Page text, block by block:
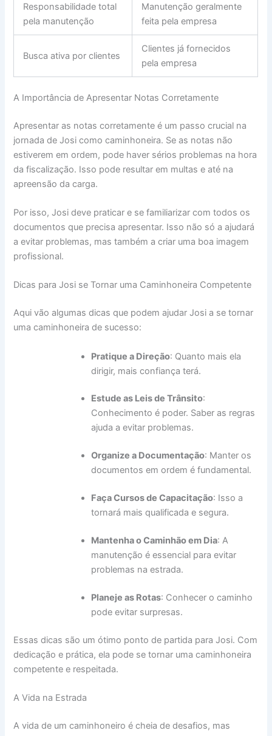
Responsabilidade total
pela manutenção
Manutenção geralmente
feita pela empresa
Busca ativa por clientes
Clientes já fornecidos
pela empresa
A Importância de Apresentar Notas Corretamente
Apresentar as notas corretamente é um passo crucial na
jornada de Josi como caminhoneira. Se as notas não
estiverem em ordem, pode haver sérios problemas na hora
da fiscalização. Isso pode resultar em multas e até na
apreensão da carga.
Por isso, Josi deve praticar e se familiarizar com todos os
documentos que precisa apresentar. Isso não só a ajudará
a evitar problemas, mas também a criar uma boa imagem
profissional.
Dicas para Josi se Tornar uma Caminhoneira Competente
Aqui vão algumas dicas que podem ajudar Josi a se tornar
uma caminhoneira de sucesso:
Pratique a Direção: Quanto mais ela
dirigir, mais confiança terá.
Estude as Leis de Trânsito:
Conhecimento é poder. Saber as regras
ajuda a evitar problemas.
Organize a Documentação: Manter os
documentos em ordem é fundamental.
Faça Cursos de Capacitação: Isso a
tornará mais qualificada e segura.
Mantenha o Caminhão em Dia: A
manutenção é essencial para evitar
problemas na estrada.
Planeje as Rotas: Conhecer o caminho
pode evitar surpresas.
Essas dicas são um ótimo ponto de partida para Josi. Com
dedicação e prática, ela pode se tornar uma caminhoneira
competente e respeitada.
A Vida na Estrada
A vida de um caminhoneiro é cheia de desafios, mas